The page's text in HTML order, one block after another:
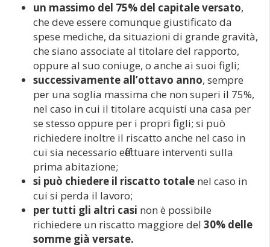
un massimo del 75% del capitale versato,
che deve essere comunque giustificato da
spese mediche, da situazioni di grande gravità,
che siano associate al titolare del rapporto,
oppure al suo coniuge, o anche ai suoi figli;
successivamente all’ottavo anno, sempre
per una soglia massima che non superi il 75%,
nel caso in cui il titolare acquisti una casa per
se stesso oppure per i propri figli; si può
richiedere inoltre il riscatto anche nel caso in
cui sia necessario effettuare interventi sulla
prima abitazione;
si può chiedere il riscatto totale nel caso in
cui si perda il lavoro;
per tutti gli altri casi non è possibile
richiedere un riscatto maggiore del 30% delle
somme già versate.